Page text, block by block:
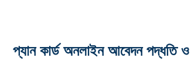
প্যান কার্ড অনলাইন আবেদন পদ্ধতি ও